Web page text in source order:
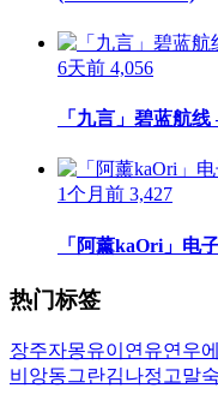
6天前 4,056
「九言」碧蓝航
1个月前 3,427
「阿薰kaOri」电
热门标签
장주자몽유이 연유연우
비앙동그란김나정 고말숙